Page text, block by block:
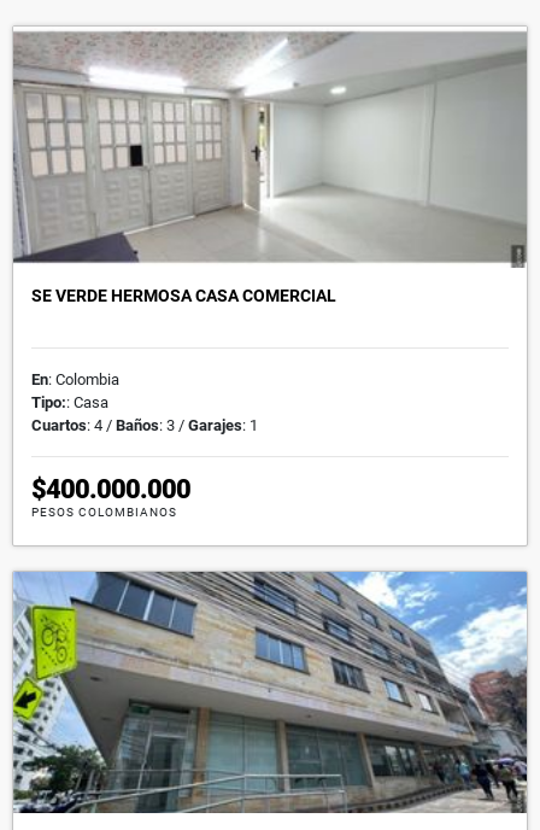
SE VERDE HERMOSA CASA COMERCIAL
En: Colombia
Tipo:: Casa
Cuartos: 4 / Baños: 3 / Garajes: 1
$400.000.000
PESOS COLOMBIANOS